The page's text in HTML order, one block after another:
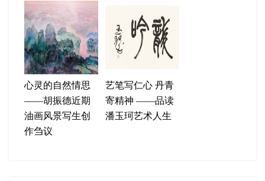
心灵的自然情思
——胡振德近期
油画风景写生创
作刍议
艺笔写仁心 丹青
寄精神 ——品读
潘玉珂艺术人生